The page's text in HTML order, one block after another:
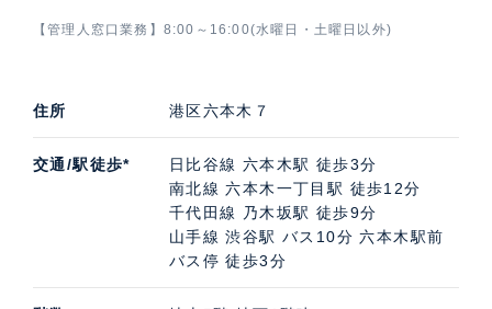
【管理人窓口業務】8:00～16:00(水曜日・土曜日以外)
住所 港区六本木７
交通/駅徒歩*
日比谷線 六本木駅 徒歩3分
南北線 六本木一丁目駅 徒歩12分
千代田線 乃木坂駅 徒歩9分
山手線 渋谷駅 バス10分 六本木駅前
バス停 徒歩3分